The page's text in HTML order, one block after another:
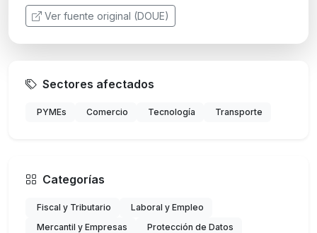
Ver fuente original (DOUE)
Sectores afectados
PYMEs Comercio Tecnología Transporte
Categorías
Fiscal y Tributario
Laboral y Empleo
Mercantil y Empresas
Protección de Datos